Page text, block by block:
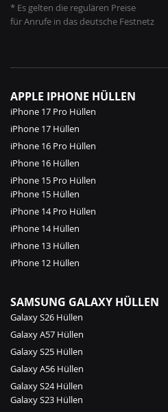
* Es gelten die regulären Preise
für Anrufe in das deutsche Festnetz
APPLE IPHONE HÜLLEN
iPhone 17 Pro Hüllen
iPhone 17 Hüllen
iPhone 16 Pro Hüllen
iPhone 16 Hüllen
iPhone 15 Pro Hüllen
iPhone 15 Hüllen
iPhone 14 Pro Hüllen
iPhone 14 Hüllen
iPhone 13 Hüllen
iPhone 12 Hüllen
SAMSUNG GALAXY HÜLLEN
Galaxy S26 Hüllen
Galaxy A57 Hüllen
Galaxy S25 Hüllen
Galaxy A56 Hüllen
Galaxy S24 Hüllen
Galaxy S23 Hüllen